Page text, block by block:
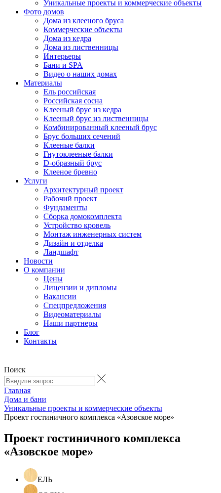
Уникальные проекты и коммерческие объекты
Фото домов
Дома из клееного бруса
Коммерческие объекты
Дома из кедра
Дома из лиственницы
Интерьеры
Бани и SPA
Видео о наших домах
Материалы
Ель российская
Российская сосна
Клееный брус из кедра
Клееный брус из лиственницы
Комбинированный клееный брус
Брус больших сечений
Клееные балки
Гнутоклееные балки
D-образный брус
Клееное бревно
Услуги
Архитектурный проект
Рабочий проект
Фундаменты
Сборка домокомплекта
Устройство кровель
Монтаж инженерных систем
Дизайн и отделка
Ландшафт
Новости
О компании
Цены
Лицензии и дипломы
Вакансии
Cпецпредложения
Видеоматериалы
Наши партнеры
Блог
Контакты
Поиск
Главная
Дома и бани
Уникальные проекты и коммерческие объекты
Проект гостиничного комплекса «Азовское море»
Проект гостиничного комплекса
«Азовское море»
ЕЛЬ